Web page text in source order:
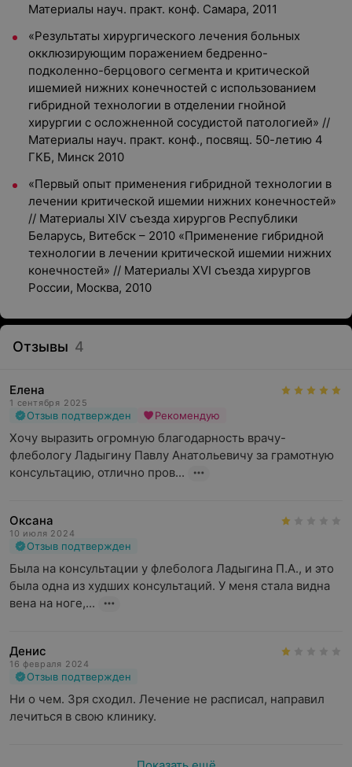
Материалы науч. практ. конф. Самара, 2011
«Результаты хирургического лечения больных
окклюзирующим поражением бедренно-
подколенно-берцового сегмента и критической
ишемией нижних конечностей с использованием
гибридной технологии в отделении гнойной
хирургии с осложненной сосудистой патологией» //
Материалы науч. практ. конф., посвящ. 50-летию 4
ГКБ, Минск 2010
«Первый опыт применения гибридной технологии в
лечении критической ишемии нижних конечностей»
// Материалы XIV съезда хирургов Республики
Беларусь, Витебск – 2010 «Применение гибридной
технологии в лечении критической ишемии нижних
конечностей» // Материалы XVI съезда хирургов
России, Москва, 2010
Отзывы 4
Елена
1 сентября 2025
Отзыв подтвержден Рекомендую
Хочу выразить огромную благодарность врачу-
флебологу Ладыгину Павлу Анатольевичу за грамотную
консультацию, отлично пров...
Оксана
10 июля 2024
Отзыв подтвержден
Была на консультации у флеболога Ладыгина П.А., и это
была одна из худших консультаций. У меня стала видна
вена на ноге,...
Денис
16 февраля 2024
Отзыв подтвержден
Ни о чем. Зря сходил. Лечение не расписал, направил
лечиться в свою клинику.